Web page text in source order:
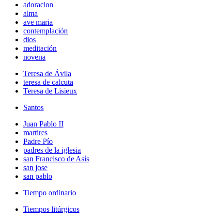
adoracion
alma
ave maria
contemplación
dios
meditación
novena
Teresa de Ávila
teresa de calcuta
Teresa de Lisieux
Santos
Juan Pablo II
martires
Padre Pío
padres de la iglesia
san Francisco de Asís
san jose
san pablo
Tiempo ordinario
Tiempos litúrgicos